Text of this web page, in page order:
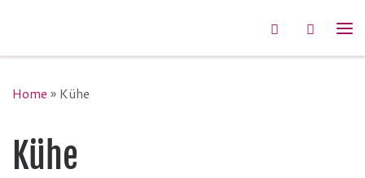
Search
Home » Kühe
Kühe